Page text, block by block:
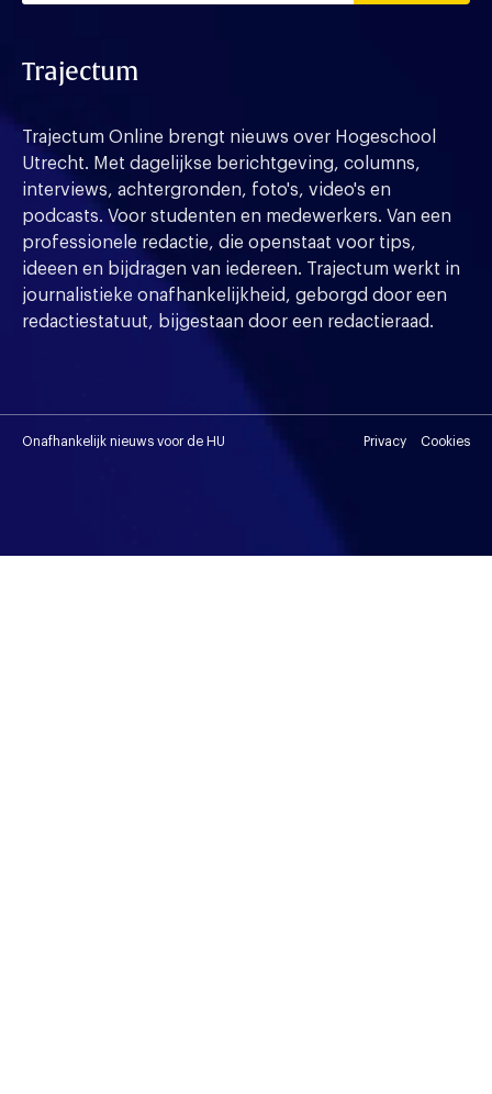
Trajectum
Trajectum Online brengt nieuws over Hogeschool
Utrecht. Met dagelijkse berichtgeving, columns,
interviews, achtergronden, foto's, video's en
podcasts. Voor studenten en medewerkers. Van een
professionele redactie, die openstaat voor tips,
ideeen en bijdragen van iedereen. Trajectum werkt in
journalistieke onafhankelijkheid, geborgd door een
redactiestatuut, bijgestaan door een redactieraad.
Onafhankelijk nieuws voor de HU Privacy Cookies